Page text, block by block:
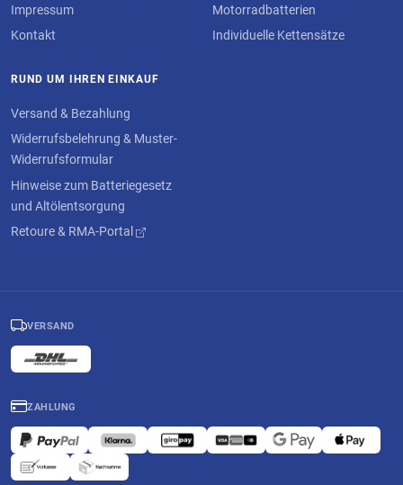
Impressum
Kontakt
Motorradbatterien
Individuelle Kettensätze
RUND UM IHREN EINKAUF
Versand & Bezahlung
Widerrufsbelehrung & Muster-
Widerrufsformular
Hinweise zum Batteriegesetz
und Altölentsorgung
Retoure & RMA-Portal
VERSAND
ZAHLUNG